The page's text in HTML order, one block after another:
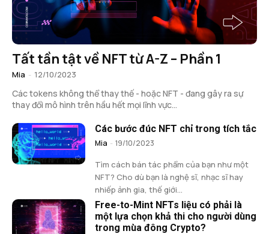
Tất tần tật về NFT từ A-Z – Phần 1
Mia - 12/10/2023
Các tokens không thể thay thế - hoặc NFT - đang gây ra sự
thay đổi mô hình trên hầu hết mọi lĩnh vực...
Các bước đúc NFT chỉ trong tích tắc
Mia - 19/10/2023
Tìm cách bán tác phẩm của bạn như một
NFT? Cho dù bạn là nghệ sĩ, nhạc sĩ hay
nhiếp ảnh gia, thế giới...
Free-to-Mint NFTs liệu có phải là
một lựa chọn khả thi cho người dùng
trong mùa đông Crypto?